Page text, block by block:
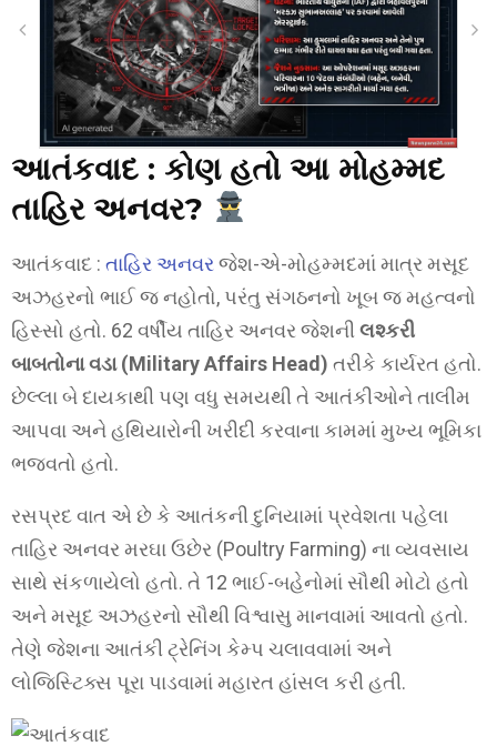
આતંકવાદ : કોણ હતો આ મોહમ્મદ
તાહિર અનવર?
આતંકવાદ : તાહિર અનવરજેશ-એ-મોહમ્મદમાં માત્ર મસૂદ
અઝહરનો ભાઈ જ નહોતો, પરંતુ સંગઠનનો ખૂબ જ મહત્વનો
હિસ્સો હતો. 62 વર્ષીય તાહિર અનવર જેશનીલશ્કરી
બાબતોના વડા (Military Affairs Head) તરીકે કાર્યરત હતો.
છેલ્લા બે દાયકાથી પણ વધુ સમયથી તે આતંકીઓને તાલીમ
આપવા અને હથિયારોની ખરીદી કરવાના કામમાં મુખ્ય ભૂમિકા
ભજવતો હતો.
રસપ્રદ વાત એ છે કે આતંકની દુનિયામાં પ્રવેશતા પહેલા
તાહિર અનવર મરઘા ઉછેર (Poultry Farming) ના વ્યવસાય
સાથે સંકળાયેલો હતો. તે 12 ભાઈ-બહેનોમાં સૌથી મોટો હતો
અને મસૂદ અઝહરનો સૌથી વિશ્વાસુ માનવામાં આવતો હતો.
તેણે જેશના આતંકી ટ્રેનિંગ કેમ્પ ચલાવવામાં અને
લોજિસ્ટિક્સ પૂરા પાડવામાં મહારત હાંસલ કરી હતી.